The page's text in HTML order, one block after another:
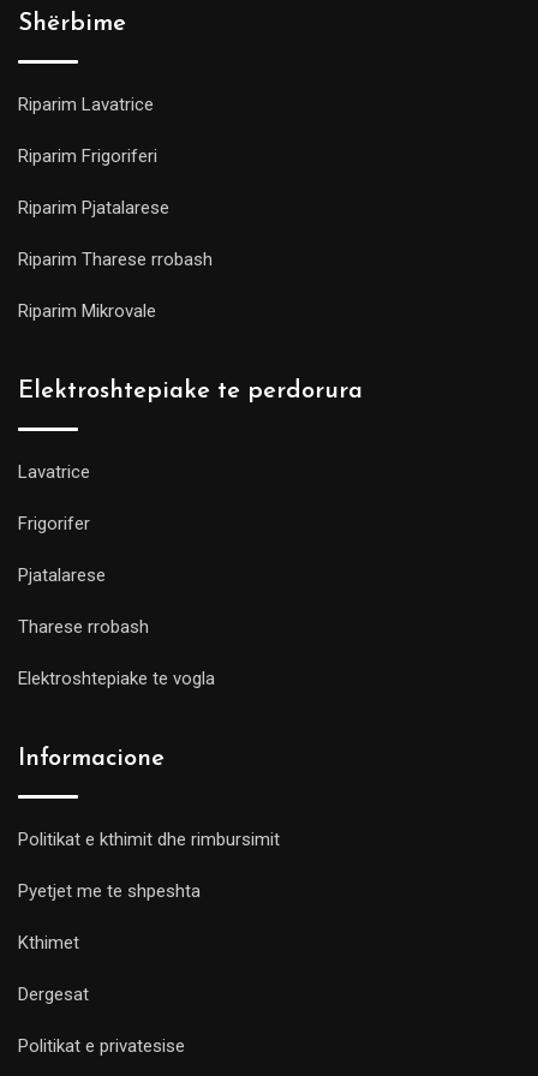
Shërbime
Riparim Lavatrice
Riparim Frigoriferi
Riparim Pjatalarese
Riparim Tharese rrobash
Riparim Mikrovale
Elektroshtepiake te perdorura
Lavatrice
Frigorifer
Pjatalarese
Tharese rrobash
Elektroshtepiake te vogla
Informacione
Politikat e kthimit dhe rimbursimit
Pyetjet me te shpeshta
Kthimet
Dergesat
Politikat e privatesise